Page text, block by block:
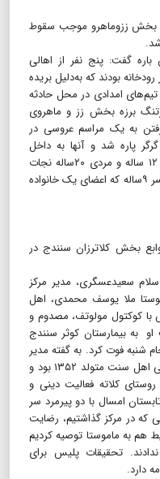
بخش ززوماهرو موجب سقوط
باره گفت: پنج نفر از اهالی
بودند که به‌دلیل بریده
امدادی در محل حادثه
برزه بخش زز و ماهروی
به یک مراسم عروسی در
پاره شد و آنها به داخل
رودخانه افتادند. دو نفر از آنها، یک دختر ۱۲ ساله و مردی ۲۰ساله نجات
یافتند اما مرد ۵۰ ساله، زن ۳۵ ساله و پسر ۹‌ساله که اعضای یک خانواده
بخش کلاترزان سنندج در
سعیدعسگری، مدیر مرکز
ملا یوسف محمدی، اهل
با کوکتول مولوتف، مصدوم و
او به بیمارستان کوثر سنندج
شنبه فوت کرد. به گفته مدیر
مرکز بزرگ اسلامی غرب کشور، این روحانی اهل سنت متولد ۱۳۵۲ بود و
کلاته فعالیت دینی و
امسال با دو پیرمرد سر
که در مرکز گذاشتیم، رضایت
هم به ماموستا توصیه کردیم
تحقیقات پلیس برای
دارد.